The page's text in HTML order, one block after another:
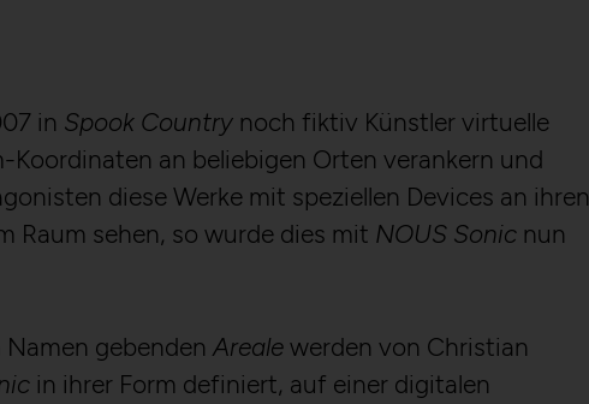
in Spook Country noch fiktiv Künstler virtuelle
Koordinaten an beliebigen Orten verankern und
diese Werke mit speziellen Devices an ihren
Raum sehen, so wurde dies mit NOUS Sonic nun
gebenden Areale werden von Christian
in ihrer Form definiert, auf einer digitalen